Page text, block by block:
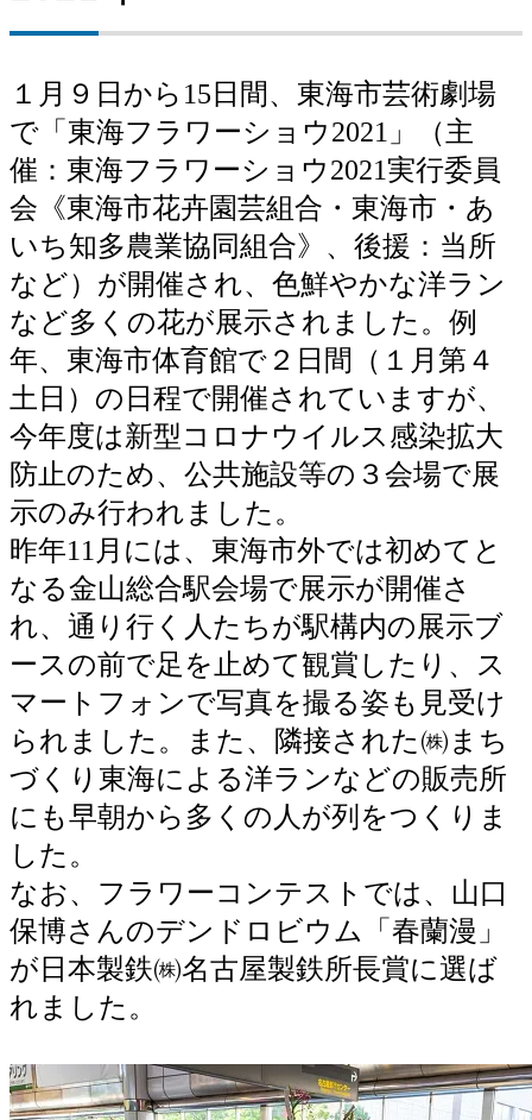
１月９日から15日間、東海市芸術劇場
で「東海フラワーショウ2021」（主
催：東海フラワーショウ2021実行委員
会《東海市花卉園芸組合・東海市・あ
いち知多農業協同組合》、後援：当所
など）が開催され、色鮮やかな洋ラン
など多くの花が展示されました。例
年、東海市体育館で２日間（１月第４
土日）の日程で開催されていますが、
今年度は新型コロナウイルス感染拡大
防止のため、公共施設等の３会場で展
示のみ行われました。
昨年11月には、東海市外では初めてと
なる金山総合駅会場で展示が開催さ
れ、通り行く人たちが駅構内の展示ブ
ースの前で足を止めて観賞したり、ス
マートフォンで写真を撮る姿も見受け
られました。また、隣接された㈱まち
づくり東海による洋ランなどの販売所
にも早朝から多くの人が列をつくりま
した。
なお、フラワーコンテストでは、山口
保博さんのデンドロビウム「春蘭漫」
が日本製鉄㈱名古屋製鉄所長賞に選ば
れました。